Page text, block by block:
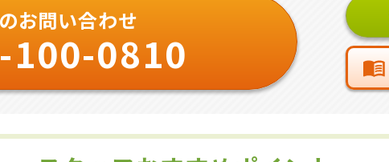
お問い合わせ
100-0810